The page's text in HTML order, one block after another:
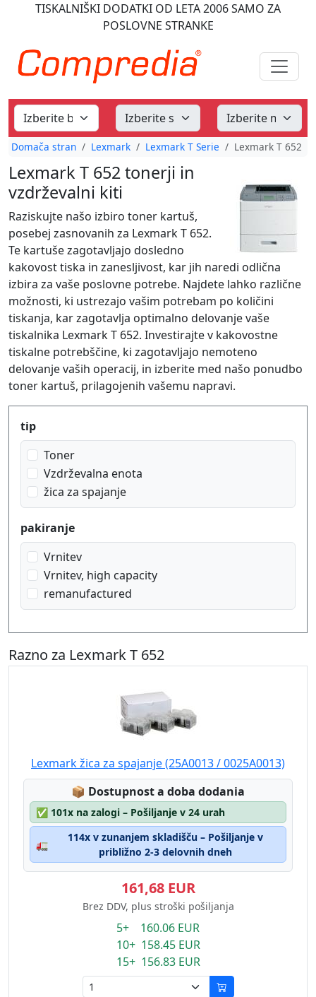
TISKALNIŠKI DODATKI OD LETA 2006SAMO ZA
POSLOVNE STRANKE
Domača stran Lexmark Lexmark T Serie Lexmark T 652
Lexmark T 652 tonerji in
vzdrževalni kiti
Raziskujte našo izbiro toner kartuš,
posebej zasnovanih za Lexmark T 652.
Te kartuše zagotavljajo dosledno
kakovost tiska in zanesljivost, kar jih naredi odlična
izbira za vaše poslovne potrebe. Najdete lahko različne
možnosti, ki ustrezajo vašim potrebam po količini
tiskanja, kar zagotavlja optimalno delovanje vaše
tiskalnika Lexmark T 652. Investirajte v kakovostne
tiskalne potrebščine, ki zagotavljajo nemoteno
delovanje vaših operacij, in izberite med našo ponudbo
toner kartuš, prilagojenih vašemu napravi.
Produktfilter
tip
Toner
Vzdrževalna enota
žica za spajanje
pakiranje
Vrnitev
Vrnitev, high capacity
remanufactured
Razno za Lexmark T 652
Lexmark žica za spajanje (25A0013 / 0025A0013)
📦 Lagerstatus:
Dostupnost a doba dodania
✅ 101x na zalogi – Pošiljanje v 24 urah
🚛
114x v zunanjem skladišču – Pošiljanje v
približno 2-3 delovnih dneh
161,68 EUR
Brez DDV, plus stroški pošiljanja
5+ 160.06 EUR
10+ 158.45 EUR
15+ 156.83 EUR